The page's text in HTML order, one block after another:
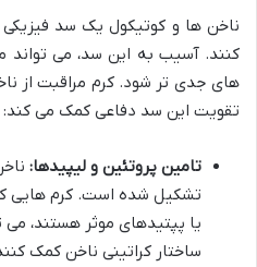
ناخن ها و کوتیکول یک سد فیزیکی
کنند. آسیب به این سد، می تواند
های جدی تر شود. کرم مراقبت از
تقویت این سد دفاعی کمک می کند:
تامین پروتئین و لیپیدها:
تشکیل شده است. کرم هایی
یا پپتیدهای موثر هستند، می
ساختار کراتینی ناخن کمک